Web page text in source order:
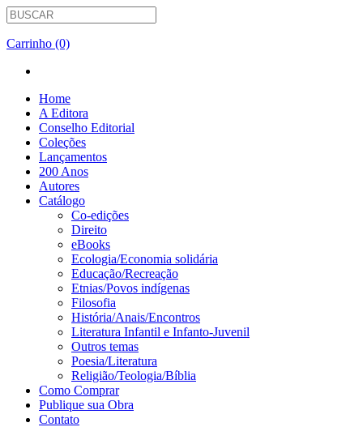
Carrinho (0)
Home
A Editora
Conselho Editorial
Coleções
Lançamentos
200 Anos
Autores
Catálogo
Co-edições
Direito
eBooks
Ecologia/Economia solidária
Educação/Recreação
Etnias/Povos indígenas
Filosofia
História/Anais/Encontros
Literatura Infantil e Infanto-Juvenil
Outros temas
Poesia/Literatura
Religião/Teologia/Bíblia
Como Comprar
Publique sua Obra
Contato